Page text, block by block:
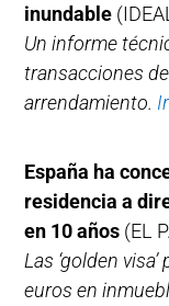
inundable
Un informe
transacciones
arrendamiento.
España ha
residencia a
en 10 años (EL
Las ‘golden
euros en